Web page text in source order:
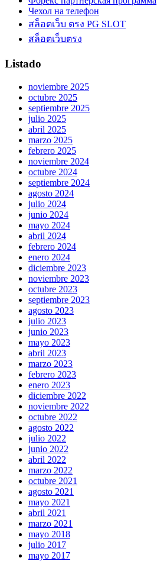
Чехол на телефон
สล็อตเว็บ ตรง PG SLOT
สล็อตเว็บตรง
Listado
noviembre 2025
octubre 2025
septiembre 2025
julio 2025
abril 2025
marzo 2025
febrero 2025
noviembre 2024
octubre 2024
septiembre 2024
agosto 2024
julio 2024
junio 2024
mayo 2024
abril 2024
febrero 2024
enero 2024
diciembre 2023
noviembre 2023
octubre 2023
septiembre 2023
agosto 2023
julio 2023
junio 2023
mayo 2023
abril 2023
marzo 2023
febrero 2023
enero 2023
diciembre 2022
noviembre 2022
octubre 2022
agosto 2022
julio 2022
junio 2022
abril 2022
marzo 2022
octubre 2021
agosto 2021
mayo 2021
abril 2021
marzo 2021
mayo 2018
julio 2017
mayo 2017